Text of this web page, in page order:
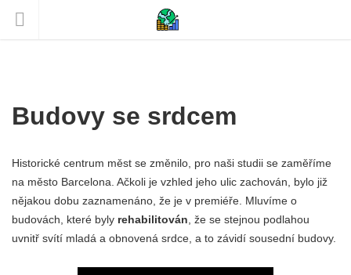
Budovy se srdcem
Historické centrum měst se změnilo, pro naši studii se zaměříme
na město Barcelona. Ačkoli je vzhled jeho ulic zachován, bylo již
nějakou dobu zaznamenáno, že je v premiéře. Mluvíme o
budovách, které byly rehabilitován , že se stejnou podlahou
uvnitř svítí mladá a obnovená srdce, a to závidí sousední budovy.